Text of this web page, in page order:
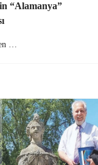
“Alamanya”
…